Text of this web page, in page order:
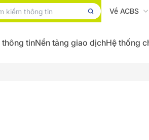
Về ACBS
tinNền tảng giao dịchHệ thống